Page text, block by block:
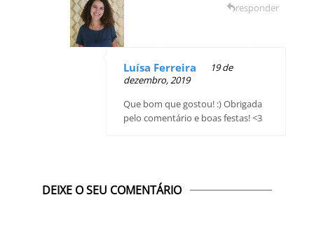
Luísa Ferreira
19 de
dezembro, 2019
Que bom que gostou! :) Obrigada
pelo comentário e boas festas! <3
responder
DEIXE O SEU COMENTÁRIO